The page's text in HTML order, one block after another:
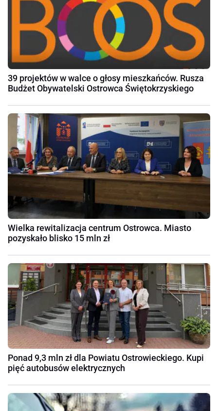
39 projektów w walce o głosy mieszkańców. Rusza
Budżet Obywatelski Ostrowca Świętokrzyskiego
Wielka rewitalizacja centrum Ostrowca. Miasto
pozyskało blisko 15 mln zł
Ponad 9,3 mln zł dla Powiatu Ostrowieckiego. Kupi
pięć autobusów elektrycznych